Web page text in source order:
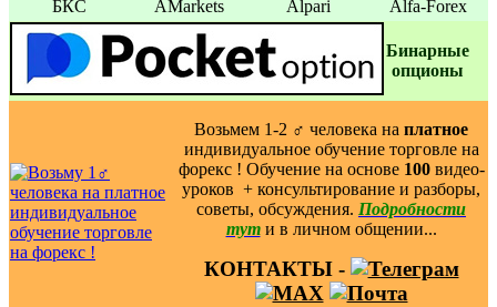
БКС AMarkets Alpari Alfa-Forex
Бинаpные
oпционы
Возьмем 1-2 ‍♂️ человека на платное
индивидуальное обучение торговле на
форекс ! Обучение на основе 100видео-
уроков ️ + консультирование и разборы,
советы, обсуждения. Подробности
тут и в личном общении...
КОНТАКТЫ -